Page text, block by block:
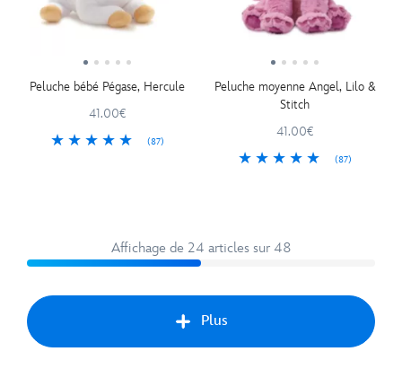
Peluche bébé Pégase, Hercule
41.00€
(87)
Peluche moyenne Angel, Lilo &
Stitch
41.00€
(87)
Affichage de 24 articles sur 48
Plus